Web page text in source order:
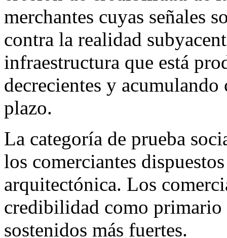
merchantes cuyas señales
contra la realidad
infraestructura que está
decrecientes y
plazo.
La categoría de prueba
los comerciantes
arquitectónica. Los
credibilidad como primario
sostenidos más fuertes.